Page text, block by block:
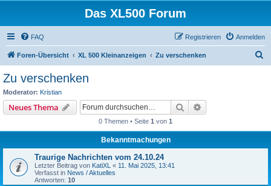
Das XL500 Forum
FAQ Anmelden
Registrieren
Foren-Übersicht XL 500 Kleinanzeigen Zu verschenken
Zu verschenken
Moderator: Kristian
Neues Thema Suche
0 Themen • Seite 1 von 1
Bekanntmachungen
Traurige Nachrichten vom 24.10.24
Letzter Beitrag von KatiXL « 11. Mai 2025, 13:41
Verfasst in News / Aktuelles
Antworten: 10